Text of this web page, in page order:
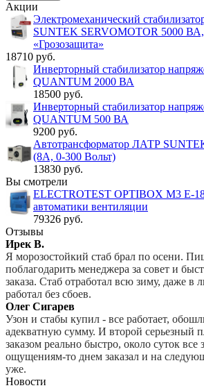
Акции
Электромеханический
SUNTEK SERVOMOTOR 5000
«Грозозащита»
18710 руб.
Инверторный стабилизатор
QUANTUM 2000 ВА
18500 руб.
Инверторный стабилизатор
QUANTUM 500 ВА
9200 руб.
Автотрансформатор ЛАТР
(8А, 0-300 Вольт)
13830 руб.
Вы смотрели
ELECTROTEST OPTIBOX M3 E-
автоматики вентиляции
79326 руб.
Отзывы
Ирек В.
Я морозостойкий стаб брал по осени.
поблагодарить менеджера за совет и
заказа. Стаб отработал всю зиму, даже в
работал без сбоев.
Олег Сигарев
Узон и стабы купил - все работает,
адекватную сумму. И второй серьезный
заказом реально быстро, около суток все
ощущениям-то днем заказал и на
уже.
Новости